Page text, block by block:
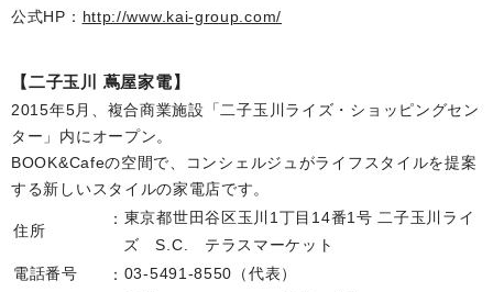
公式HP： http://www.kai-group.com/
【二子玉川 蔦屋家電】
2015年5月、複合商業施設「二子玉川ライズ・ショッピングセン
ター」内にオープン。
BOOK&Cafeの空間で、コンシェルジュがライフスタイルを提案
する新しいスタイルの家電店です。
住所
東京都世田谷区玉川1丁目14番1号 二子玉川ライ
ズ S.C. テラスマーケット
電話番号
03-5491-8550（代表）